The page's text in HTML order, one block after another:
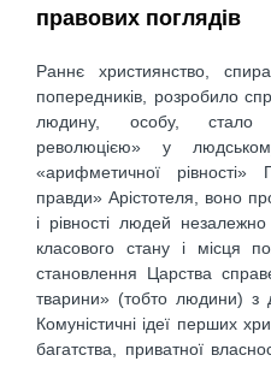
правових поглядів
Раннє християнство,
попередників, розробило
людину, особу, стало
революцією» у
«арифметичної рівності»
правди» Арістотеля, воно
і рівності людей
класового стану і місця
становлення Царства
тварини» (тобто людини) з
Комуністичні ідеї перших
багатства, приватної